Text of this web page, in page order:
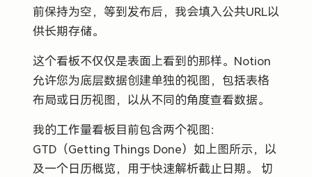
前保持为空，等到发布后，我会填入公共URL以
供长期存储。
这个看板不仅仅是表面上看到的那样。Notion
允许您为底层数据创建单独的视图，包括表格
布局或日历视图，以从不同的角度查看数据。
我的工作量看板目前包含两个视图：
GTD（Getting Things Done）如上图所示，以
及一个日历概览，用于快速解析截止日期。 切